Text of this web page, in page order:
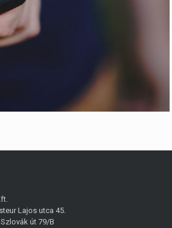
Lajos utca 45.
út 79/B